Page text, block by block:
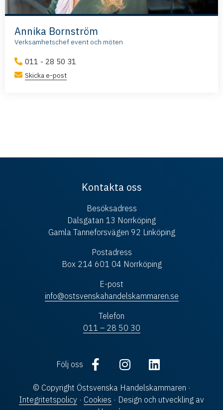
Annika Bornström
Verksamhetschef event och möten
011 - 28 50 31
Skicka e-post
Kontakta oss
Besöksadress
Dalsgatan 13 Norrköping
Gamla Tanneforsvägen 92 Linköping
Postadress
Box 214 601 04 Norrköping
E-post
info@ostsvenskahandelskammaren.se
Telefon
011 – 28 50 30
Följ oss
© Copyright Östsvenska Handelskammaren ·
Integritetspolicy · Cookies · Design och utveckling av